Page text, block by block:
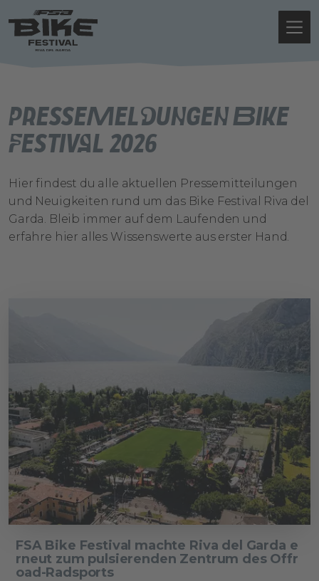
Pressemeldungen Bike
Festival 2026
Hier findest du alle aktuellen Pressemitteilungen
und Neuigkeiten rund um das Bike Festival Riva del
Garda. Bleib immer auf dem Laufenden und
erfahre hier alles Wissenswerte aus erster Hand.
FSA Bike Festival machte Riva del Garda e
rneut zum pulsierenden Zentrum des Offr
oad-Radsports